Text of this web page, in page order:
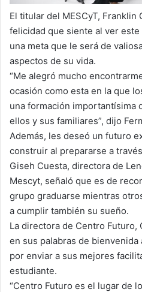
El titular del MESCyT, Franklin
felicidad que siente al ver
una meta que le será de
aspectos de su vida.
“Me alegró mucho
ocasión como esta en la que
una formación importantísima
ellos y sus familiares”, dijo
Además, les deseó un futuro
construir al prepararse a
Giseh Cuesta, directora de
Mescyt, señaló que es de
grupo graduarse mientras
a cumplir también su sueño.
La directora de Centro Futuro,
en sus palabras de bienvenida
por enviar a sus mejores
estudiante.
“Centro Futuro es el lugar de